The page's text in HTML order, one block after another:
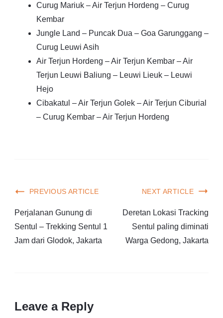
Curug Mariuk – Air Terjun Hordeng – Curug
Kembar
Jungle Land – Puncak Dua – Goa Garunggang –
Curug Leuwi Asih
Air Terjun Hordeng – Air Terjun Kembar – Air
Terjun Leuwi Baliung – Leuwi Lieuk – Leuwi
Hejo
Cibakatul – Air Terjun Golek – Air Terjun Ciburial
– Curug Kembar – Air Terjun Hordeng
PREVIOUS ARTICLE
Perjalanan Gunung di
Sentul – Trekking Sentul 1
Jam dari Glodok, Jakarta
NEXT ARTICLE
Deretan Lokasi Tracking
Sentul paling diminati
Warga Gedong, Jakarta
Leave a Reply